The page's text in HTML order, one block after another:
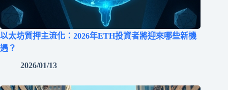
以太坊質押主流化：2026年ETH投資者將迎來哪些新機
遇？
2026/01/13